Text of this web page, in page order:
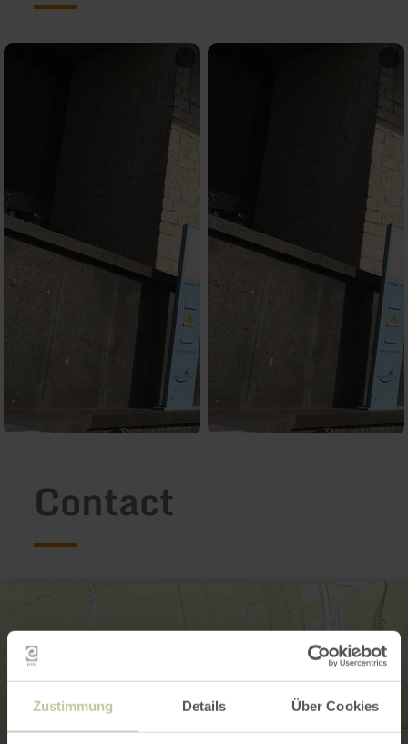
Zustimmung Details Über Cookies
Contact